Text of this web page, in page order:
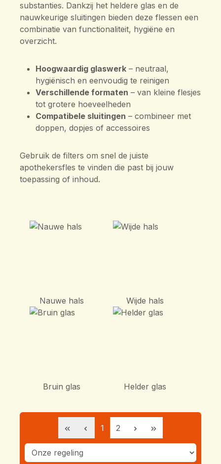
substanties. Dankzij het heldere glas en de
nauwkeurige sluitingen bieden deze flessen een
combinatie van functionaliteit, hygiëne en
overzicht.
Hoogwaardig glaswerk – neutraal,
hygiënisch en eenvoudig te reinigen
Verschillende formaten – van kleine flesjes
tot grotere hoeveelheden
Compatibele sluitingen – combineer met
doppen, dopjes of accessoires
Gebruik de filters om snel de juiste
apothekersfles te vinden die past bij jouw
toepassing of inhoud.
Nauwe hals Wijde hals
Bruin glas Helder glas
Pagina
1 Pagina
2